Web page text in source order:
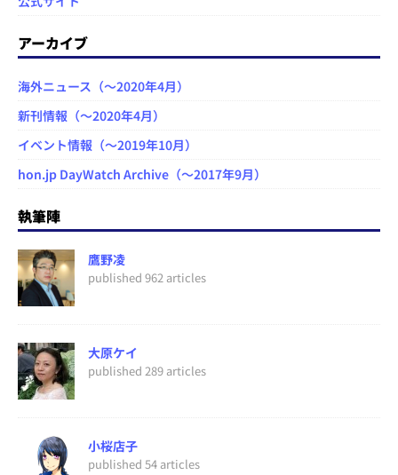
アーカイブ
海外ニュース（～2020年4月）
新刊情報（～2020年4月）
イベント情報（～2019年10月）
hon.jp DayWatch Archive（～2017年9月）
執筆陣
鷹野凌
published 962 articles
大原ケイ
published 289 articles
小桜店子
published 54 articles